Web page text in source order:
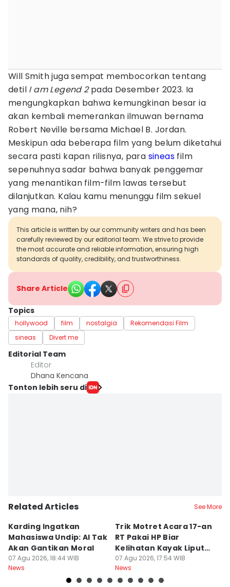
Will Smith juga sempat membocorkan tentang
detil I am Legend 2pada Desember 2023. Ia
mengungkapkan bahwa kemungkinan besar ia
akan kembali memerankan ilmuwan bernama
Robert Neville bersama Michael B. Jordan.
Meskipun ada beberapa film yang belum diketahui
secara pasti kapan rilisnya, para sineas film
sepenuhnya sadar bahwa banyak penggemar
yang menantikan film-film lawas tersebut
dilanjutkan. Kalau kamu menunggu film sekuel
yang mana, nih?
This article is written by our community writers and has been
carefully reviewed by our editorial team. We strive to provide
the most accurate and reliable information, ensuring high
standards of quality, credibility, and trustworthiness.
Share Article
Topics
hollywood film nostalgia
Rekomendasi Film
sineas
Divert me
Editorial Team
Editor
Dhana Kencana
Tonton lebih seru di
Related Articles See More
Karding Ingatkan
Mahasiswa Undip: AI Tak
Akan Gantikan Moral
07 Agu 2026, 18:44 WIB
News
Trik Motret Acara 17-an
RT Pakai HP Biar
Kelihatan Kayak Liputan
Festival Nasional
07 Agu 2026, 17:54 WIB
News